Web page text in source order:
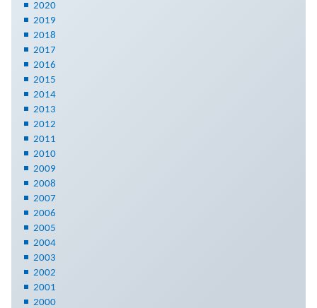
2020
2019
2018
2017
2016
2015
2014
2013
2012
2011
2010
2009
2008
2007
2006
2005
2004
2003
2002
2001
2000